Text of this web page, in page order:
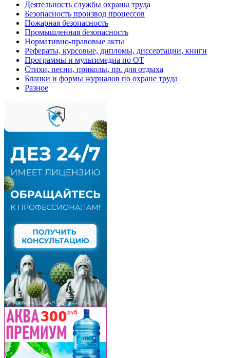
Деятельность службы охраны труда
Безопасность производ процессов
Пожарная безопасность
Промышленная безопасность
Нормативно-правовые акты
Рефераты, курсовые, дипломы, диссертации, книги
Программы и мультимедиа по ОТ
Стихи, песни, приколы, пр. для отдыха
Бланки и формы журналов по охране труда
Разное